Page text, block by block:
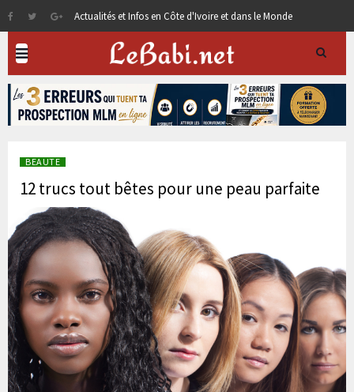
Actualités et Infos en Côte d'Ivoire et dans le Monde
BEAUTE
12 trucs tout bêtes pour une peau parfaite